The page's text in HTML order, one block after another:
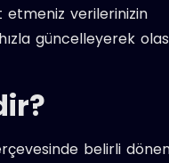
etmeniz verilerinizin
güncelleyerek
belirli